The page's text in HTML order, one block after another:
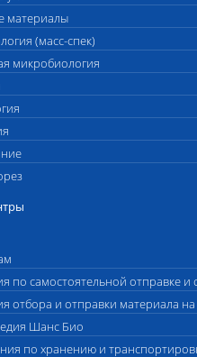
материалы
(масс-спек)
микробиология
по самостоятельной отправке и
отбора и отправки материала
Шанс Био
по хранению и